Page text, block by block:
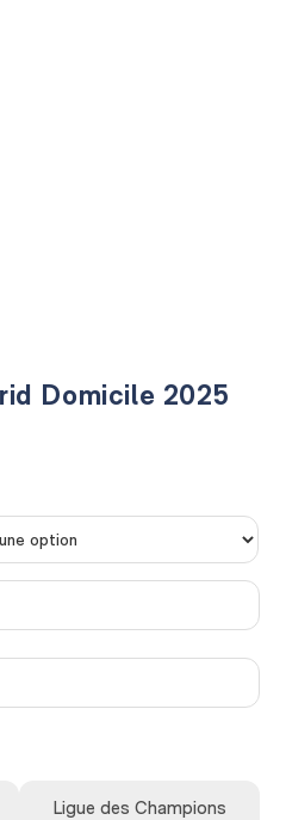
Domicile 2025
Ligue des Champions